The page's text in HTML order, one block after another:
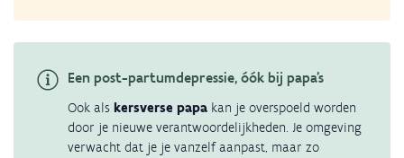
Een post-partumdepressie, óók bij papa’s
Ook als kersverse papa kan je overspoeld worden
door je nieuwe verantwoordelijkheden. Je omgeving
verwacht dat je je vanzelf aanpast, maar zo